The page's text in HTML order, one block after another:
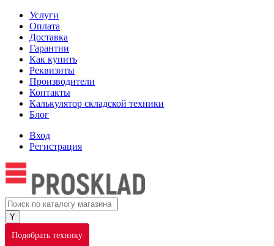
Услуги
Оплата
Доставка
Гарантии
Как купить
Реквизиты
Производители
Контакты
Калькулятор складской техники
Блог
Вход
Регистрация
Подобрать технику